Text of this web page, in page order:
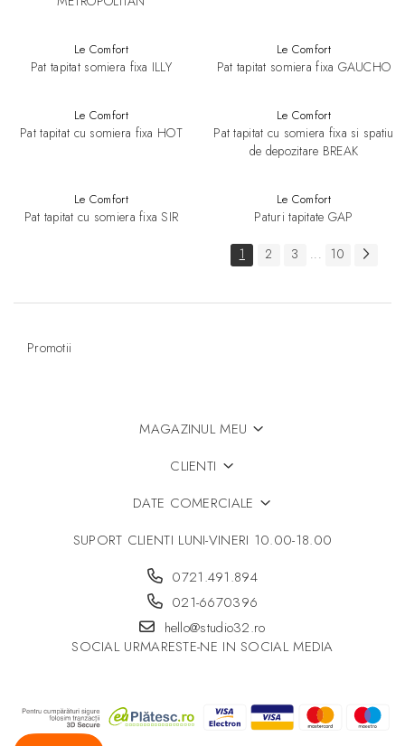
Le Comfort
Pat tapitat somiera fixa ILLY
Le Comfort
Pat tapitat somiera fixa GAUCHO
Le Comfort
Pat tapitat cu somiera fixa HOT
Le Comfort
Pat tapitat cu somiera fixa si spatiu
de depozitare BREAK
Le Comfort
Pat tapitat cu somiera fixa SIR
Le Comfort
Paturi tapitate GAP
1 2 3 ... 10
Promotii
MAGAZINUL MEU
CLIENTI
DATE COMERCIALE
SUPORT CLIENTI LUNI-VINERI 10.00-18.00
0721.491.894
021-6670396
hello@studio32.ro
SOCIAL URMARESTE-NE IN SOCIAL MEDIA